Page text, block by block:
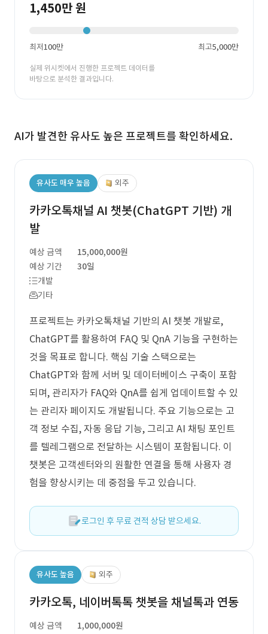
1,450만 원
최저100만 최고5,000만
실제 위시켓에서 진행한 프로젝트 데이터를
바탕으로 분석한 결과입니다.
AI가 발견한 유사도 높은 프로젝트를 확인하세요.
유사도 매우 높음 외주
카카오톡채널 AI 챗봇(ChatGPT 기반) 개
발
예상 금액
15,000,000원
예상 기간
30일
개발
기타
프로젝트는 카카오톡채널 기반의 AI 챗봇 개발로,
ChatGPT를 활용하여 FAQ 및 QnA 기능을 구현하는
것을 목표로 합니다. 핵심 기술 스택으로는
ChatGPT와 함께 서버 및 데이터베이스 구축이 포함
되며, 관리자가 FAQ와 QnA를 쉽게 업데이트할 수 있
는 관리자 페이지도 개발됩니다. 주요 기능으로는 고
객 정보 수집, 자동 응답 기능, 그리고 AI 채팅 포인트
를 텔레그램으로 전달하는 시스템이 포함됩니다. 이
챗봇은 고객센터와의 원활한 연결을 통해 사용자 경
험을 향상시키는 데 중점을 두고 있습니다.
로그인 후 무료 견적 상담 받으세요.
유사도 높음 외주
카카오톡, 네이버톡톡 챗봇을 채널톡과 연동
예상 금액
1,000,000원